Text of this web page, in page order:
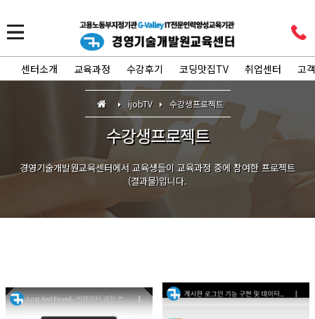
센터소개 교육과정 수강후기 코딩맛집TV 취업센터 고
ijobTV 수강생프로젝트
수강생프로젝트
경영기술개발원교육센터에서 교육생들이 교육과정 중에 참여한 프로젝트
(결과물)입니다.